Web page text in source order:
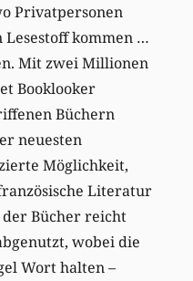
Privatpersonen
kommen …
Mit zwei Millionen
Booklooker
Büchern
neuesten
Möglichkeit,
Literatur
Bücher reicht
wobei die
Wort halten –